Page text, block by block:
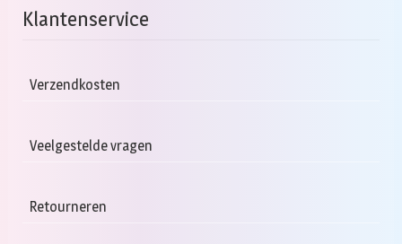
Klantenservice
Verzendkosten
Veelgestelde vragen
Retourneren